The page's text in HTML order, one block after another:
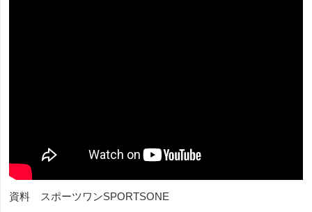
資料 スポーツワンSPORTSONE